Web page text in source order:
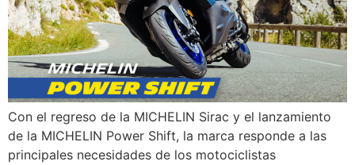
Con el regreso de la MICHELIN Sirac y el lanzamiento
de la MICHELIN Power Shift, la marca responde a las
principales necesidades de los motociclistas